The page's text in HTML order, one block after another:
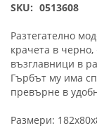
SKU 0513608
Разтегателно
крачета в
възглавници в
Гърбът му има
превърне в
Размери:
със